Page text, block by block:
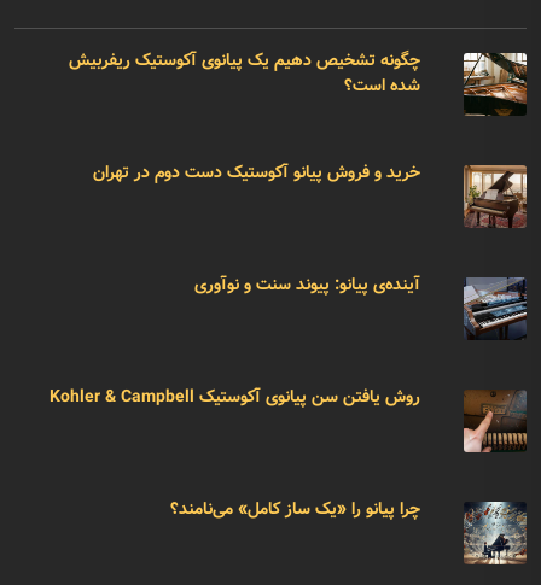
چگونه تشخیص دهیم یک پیانوی آکوستیک ریفربیش
شده است؟
خرید و فروش پیانو آکوستیک دست دوم در تهران
آینده‌ی پیانو: پیوند سنت و نوآوری
روش یافتن سن پیانوی آکوستیک Kohler & Campbell
چرا پیانو را «یک ساز کامل» می‌نامند؟